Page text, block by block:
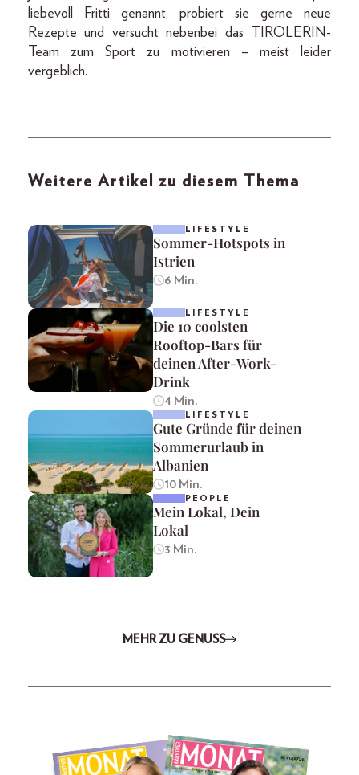
liebevoll Fritti genannt, probiert sie gerne neue
Rezepte und versucht nebenbei das TIROLERIN-
Team zum Sport zu motivieren – meist leider
vergeblich.
Weitere Artikel zu diesem Thema
LIFESTYLE
Sommer-Hotspots in
Istrien
6 Min.
LIFESTYLE
Die 10 coolsten
Rooftop-Bars für
deinen After-Work-
Drink
4 Min.
LIFESTYLE
Gute Gründe für deinen
Sommerurlaub in
Albanien
10 Min.
PEOPLE
Mein Lokal, Dein
Lokal
3 Min.
MEHR ZU GENUSS